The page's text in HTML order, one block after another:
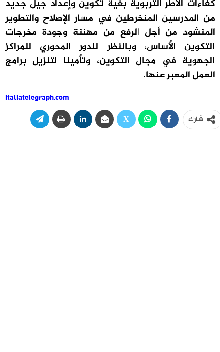
كفاءات الأطر التربوية بغية تكوين وإعداد جيل جديد
من المدرسين المنخرطين في مسار الإصلاح والتطوير
المنشود من أجل الرفع من مهننة وجودة مخرجات
التكوين الأساس، وبالنظر للدور المحوري للمراكز
الجهوية في مجال التكوين، وتأمينا لتنزيل برامج
العمل المعبر عنها.
italiatelegraph.com
شارك